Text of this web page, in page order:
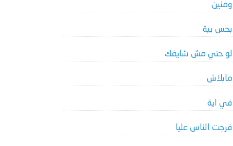
ومنين
بحس بية
لو حتي مش شايفك
مابلاش
في اية
فرجت الناس عليا